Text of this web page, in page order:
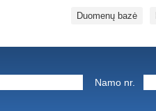
Duomenų bazė
Namo nr.